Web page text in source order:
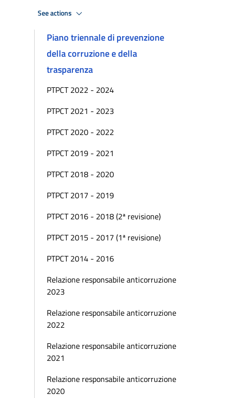
See actions
Piano triennale di prevenzione
della corruzione e della
trasparenza
PTPCT 2022 - 2024
PTPCT 2021 - 2023
PTPCT 2020 - 2022
PTPCT 2019 - 2021
PTPCT 2018 - 2020
PTPCT 2017 - 2019
PTPCT 2016 - 2018 (2ª revisione)
PTPCT 2015 - 2017 (1ª revisione)
PTPCT 2014 - 2016
Relazione responsabile anticorruzione
2023
Relazione responsabile anticorruzione
2022
Relazione responsabile anticorruzione
2021
Relazione responsabile anticorruzione
2020